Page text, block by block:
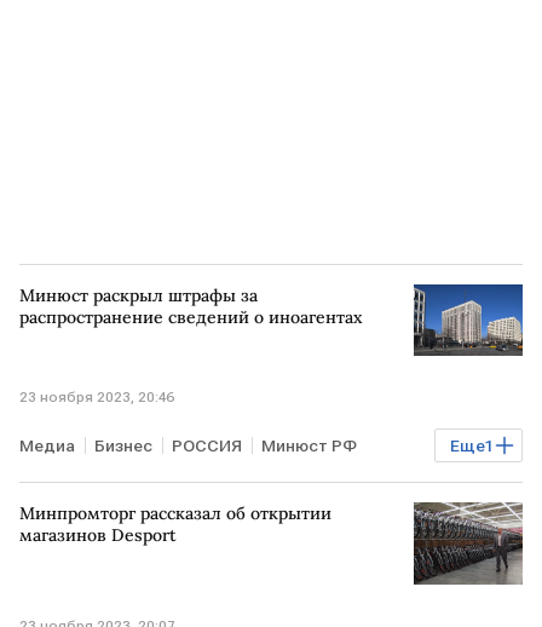
Минюст раскрыл штрафы за
распространение сведений о иноагентах
23 ноября 2023, 20:46
Еще1
Медиа Бизнес РОССИЯ Минюст РФ
штраф
Минпромторг рассказал об открытии
магазинов Desport